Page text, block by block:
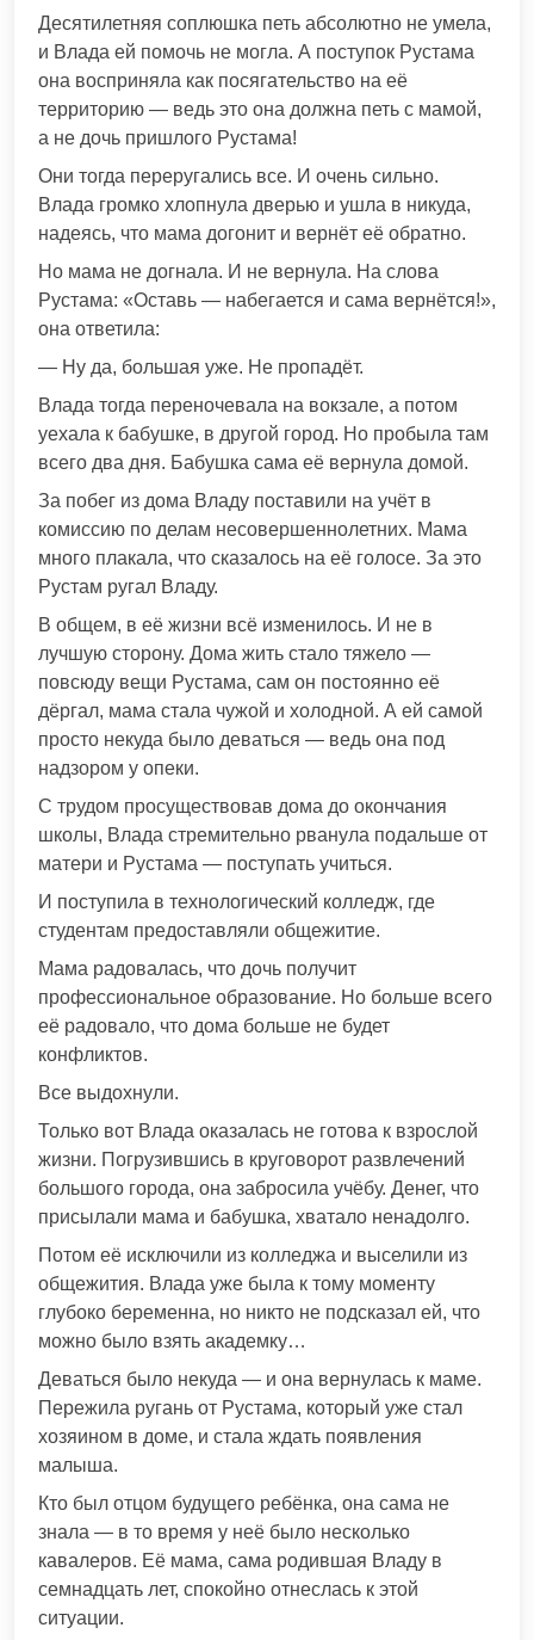
Десятилетняя соплюшка петь абсолютно не умела,
и Влада ей помочь не могла. А поступок Рустама
она восприняла как посягательство на её
территорию — ведь это она должна петь с мамой,
а не дочь пришлого Рустама!
Они тогда переругались все. И очень сильно.
Влада громко хлопнула дверью и ушла в никуда,
надеясь, что мама догонит и вернёт её обратно.
Но мама не догнала. И не вернула. На слова
Рустама: «Оставь — набегается и сама вернётся!»,
она ответила:
— Ну да, большая уже. Не пропадёт.
Влада тогда переночевала на вокзале, а потом
уехала к бабушке, в другой город. Но пробыла там
всего два дня. Бабушка сама её вернула домой.
За побег из дома Владу поставили на учёт в
комиссию по делам несовершеннолетних. Мама
много плакала, что сказалось на её голосе. За это
Рустам ругал Владу.
В общем, в её жизни всё изменилось. И не в
лучшую сторону. Дома жить стало тяжело —
повсюду вещи Рустама, сам он постоянно её
дёргал, мама стала чужой и холодной. А ей самой
просто некуда было деваться — ведь она под
надзором у опеки.
С трудом просуществовав дома до окончания
школы, Влада стремительно рванула подальше от
матери и Рустама — поступать учиться.
И поступила в технологический колледж, где
студентам предоставляли общежитие.
Мама радовалась, что дочь получит
профессиональное образование. Но больше всего
её радовало, что дома больше не будет
конфликтов.
Все выдохнули.
Только вот Влада оказалась не готова к взрослой
жизни. Погрузившись в круговорот развлечений
большого города, она забросила учёбу. Денег, что
присылали мама и бабушка, хватало ненадолго.
Потом её исключили из колледжа и выселили из
общежития. Влада уже была к тому моменту
глубоко беременна, но никто не подсказал ей, что
можно было взять академку…
Деваться было некуда — и она вернулась к маме.
Пережила ругань от Рустама, который уже стал
хозяином в доме, и стала ждать появления
малыша.
Кто был отцом будущего ребёнка, она сама не
знала — в то время у неё было несколько
кавалеров. Её мама, сама родившая Владу в
семнадцать лет, спокойно отнеслась к этой
ситуации.